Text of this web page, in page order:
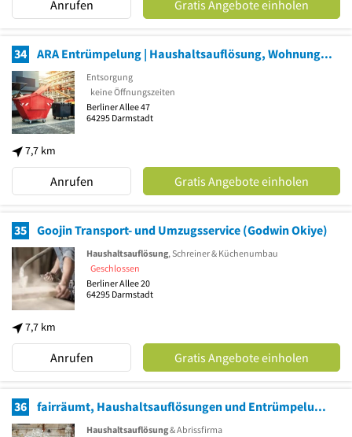
Anrufen Gratis Angebote einholen
34 ARA Entrümpelung | Haushaltsauflösung, Wohnungsauflösung, Messi Wohnung
7,7 km
Entsorgung
keine Öffnungszeiten
Berliner Allee 47
64295 Darmstadt
Anrufen Gratis Angebote einholen
35 Goojin Transport- und Umzugsservice (Godwin Okiye)
7,7 km
Haushaltsauflösung, Schreiner & Küchenumbau
Geschlossen
Berliner Allee 20
64295 Darmstadt
Anrufen Gratis Angebote einholen
36 fairräumt, Haushaltsauflösungen und Entrümpelungen in Darmstadt
Haushaltsauflösung& Abrissfirma